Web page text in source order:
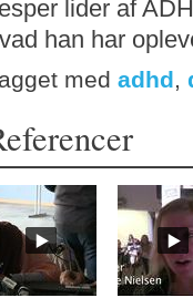
lider af
han har
med adhd,